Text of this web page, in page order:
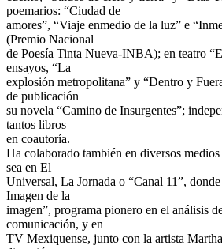
poemarios: “Ciudad de
amores”, “Viaje enmedio de la luz” e
(Premio Nacional
de Poesía Tinta Nueva-INBA); en teatro
ensayos, “La
explosión metropolitana” y “Dentro y
de publicación
su novela “Camino de Insurgentes”;
tantos libros
en coautoría.
Ha colaborado también en diversos
sea en El
Universal, La Jornada o “Canal 11”,
Imagen de la
imagen”, programa pionero en el análisis
comunicación, y en
TV Mexiquense, junto con la artista